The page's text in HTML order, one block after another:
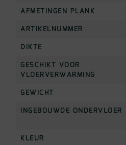
AFMETINGEN PLANK
ARTIKELNUMMER
DIKTE
GESCHIKT VOOR
VLOERVERWARMING
GEWICHT
INGEBOUWDE ONDERVLOER
KLEUR